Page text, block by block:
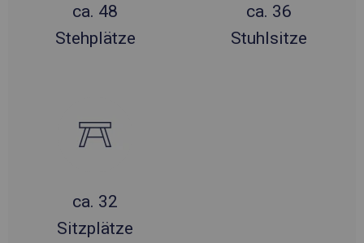
ca. 48
Stehplätze
ca. 36
Stuhlsitze
ca. 32
Sitzplätze